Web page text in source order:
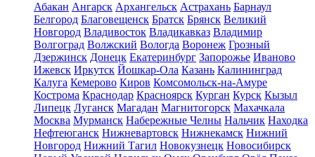
Абакан Ангарск Архангельск Астрахань Барнаул
Белгород Благовещенск Братск Брянск Великий
Новгород Владивосток Владикавказ Владимир
Волгоград Волжский Вологда Воронеж Грозный
Дзержинск Донецк Екатеринбург Запорожье Иваново
Ижевск Иркутск Йошкар-Ола Казань Калининград
Калуга Кемерово Киров Комсомольск-на-Амуре
Кострома Краснодар Красноярск Курган Курск Кызыл
Липецк Луганск Магадан Магнитогорск Махачкала
Москва Мурманск Набережные Челны Нальчик Находка
Нефтеюганск Нижневартовск Нижнекамск Нижний
Новгород Нижний Тагил Новокузнецк Новосибирск